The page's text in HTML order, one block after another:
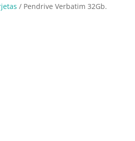
/ Pendrive Verbatim 32Gb.